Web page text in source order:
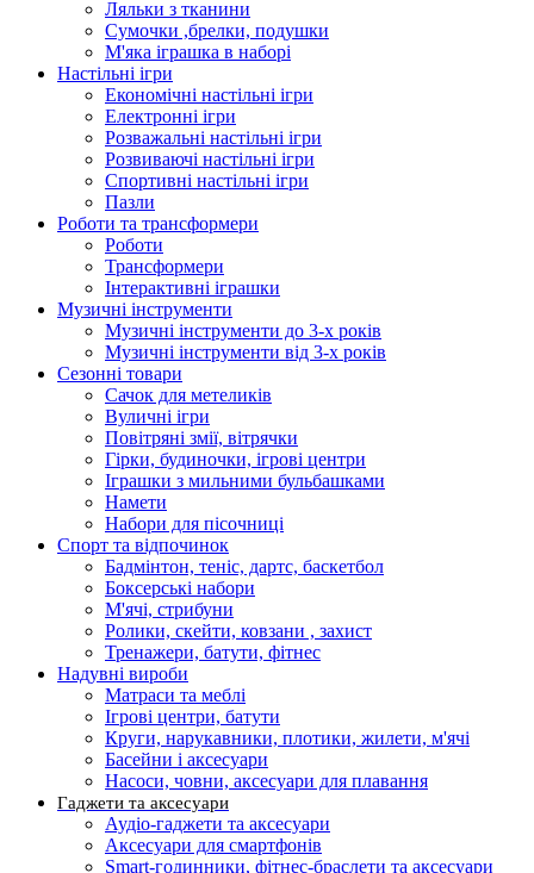
Ляльки з тканини
Сумочки ,брелки, подушки
М'яка іграшка в наборі
Настільні ігри
Економічні настільні ігри
Електронні ігри
Розважальні настільні ігри
Розвиваючі настільні ігри
Спортивні настільні ігри
Пазли
Роботи та трансформери
Роботи
Трансформери
Інтерактивні іграшки
Музичні інструменти
Музичні інструменти до 3-х років
Музичні інструменти від 3-х років
Сезонні товари
Сачок для метеликів
Вуличні ігри
Повітряні змії, вітрячки
Гірки, будиночки, ігрові центри
Іграшки з мильними бульбашками
Намети
Набори для пісочниці
Спорт та відпочинок
Бадмінтон, теніс, дартс, баскетбол
Боксерські набори
М'ячі, стрибуни
Ролики, скейти, ковзани , захист
Тренажери, батути, фітнес
Надувні вироби
Матраси та меблі
Ігрові центри, батути
Круги, нарукавники, плотики, жилети, м'ячі
Басейни і аксесуари
Насоси, човни, аксесуари для плавання
Гаджети та аксесуари
Аудіо-гаджети та аксесуари
Аксесуари для смартфонів
Smart-годинники, фітнес-браслети та аксесуари